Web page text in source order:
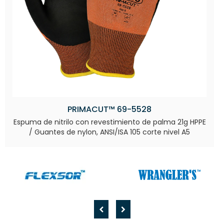
PRIMACUT™ 69-5528
Espuma de nitrilo con revestimiento de palma 21g HPPE
/ Guantes de nylon, ANSI/ISA 105 corte nivel A5